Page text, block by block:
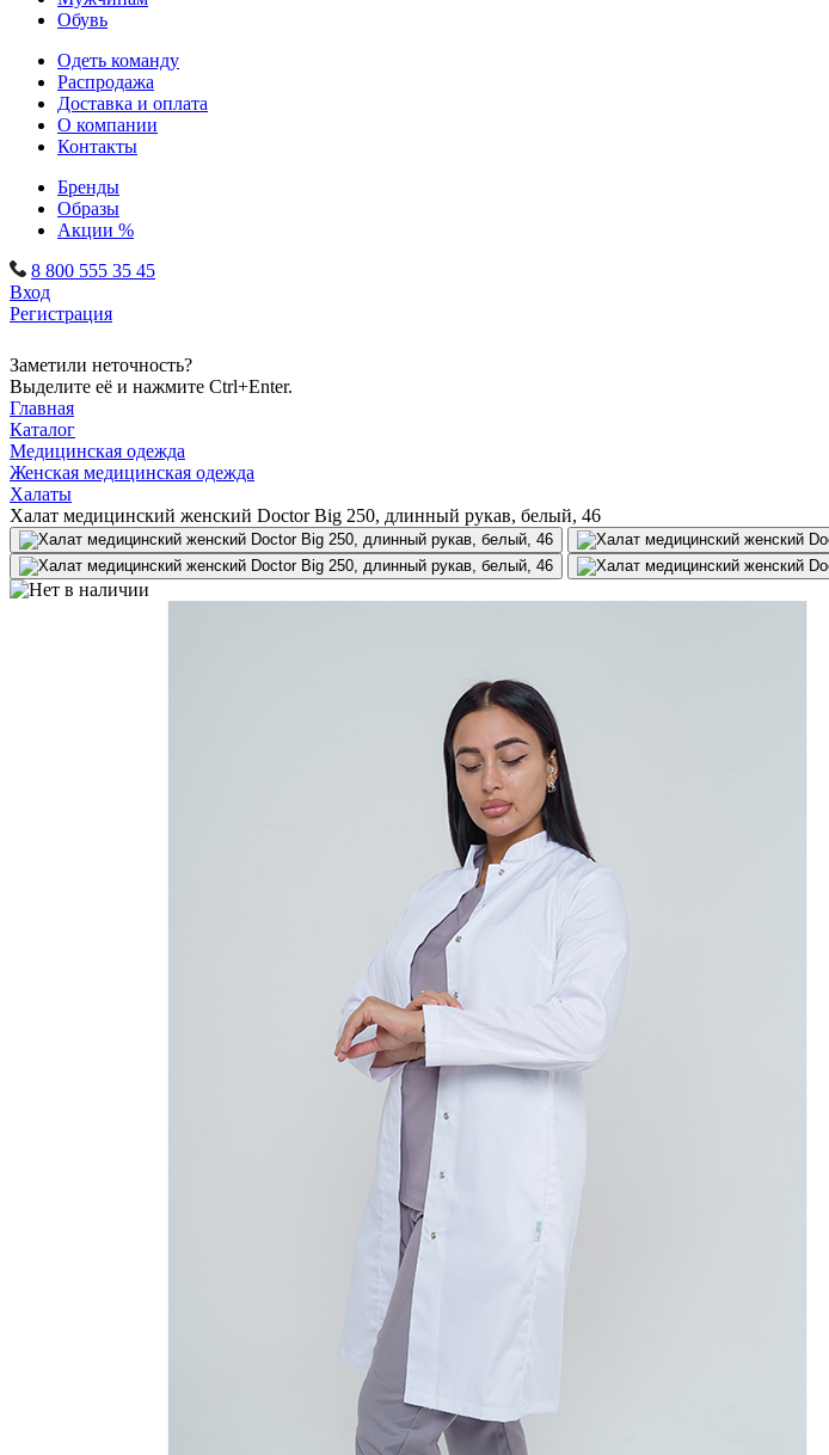
Обувь
Одеть команду
Распродажа
Доставка и оплата
О компании
Контакты
Бренды
Образы
Акции %
8 800 555 35 45
Вход
Регистрация
Заметили неточность?
Выделите её и нажмите Ctrl+Enter.
Главная
Каталог
Медицинская одежда
Женская медицинская одежда
Халаты
Халат медицинский женский Doctor Big 250, длинный рукав, белый, 46